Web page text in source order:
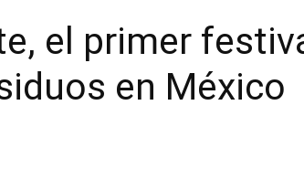
el primer
en México